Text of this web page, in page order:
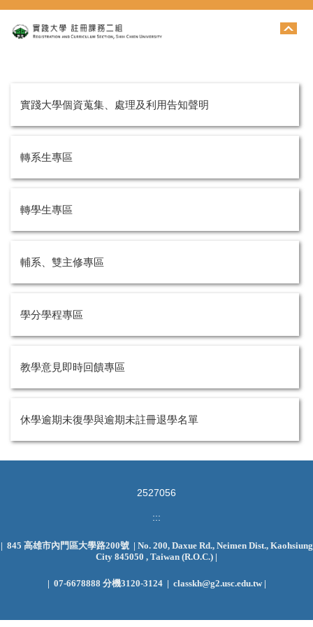
跳
到
主
實踐大學個資蒐集、處理及利用告知聲明
轉系生專區
轉學生專區
輔系、雙主修專區
學分學程專區
教學意見即時回饋專區
休學逾期未復學與逾期未註冊退學名單
2527056
:::
| 845 高雄市內門區大學路200號 | No. 200, Daxue Rd., Neimen Dist., Kaohsiung
City 845050 , Taiwan (R.O.C.)
07-6678888 分機3120-3124 | classkh@g2.usc.edu.tw |